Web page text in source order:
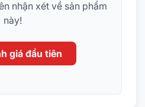
nhận xét về sản phẩm
này!
giá đầu tiên